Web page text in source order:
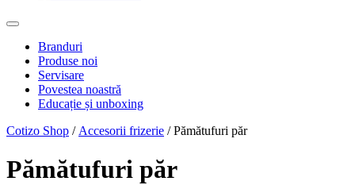
Branduri
Produse noi
Servisare
Povestea noastră
Educație și unboxing
Cotizo Shop / Accesorii frizerie / Pămătufuri păr
Pămătufuri păr